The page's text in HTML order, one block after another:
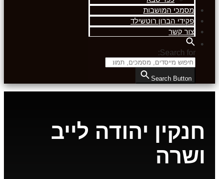
מסמכי המושבות
פקידי הברון רוטשילד
צור קשר
Search for:
Search Button
חנקין יהודה לייב
ושרה